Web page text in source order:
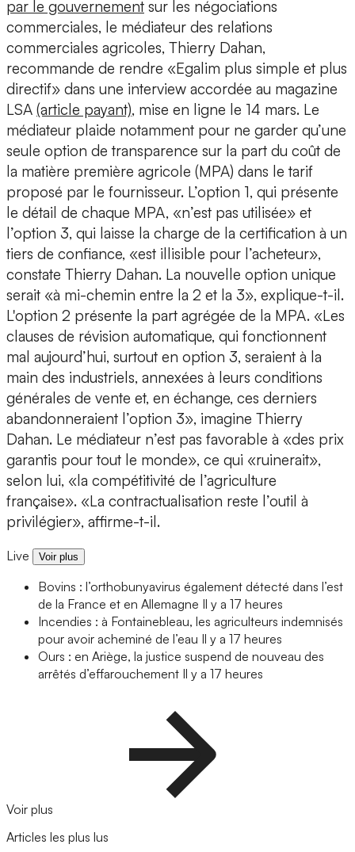
par le gouvernement sur les négociations
commerciales, le médiateur des relations
commerciales agricoles, Thierry Dahan,
recommande de rendre «Egalim plus simple et plus
directif» dans une interview accordée au magazine
LSA (article payant), mise en ligne le 14 mars. Le
médiateur plaide notamment pour ne garder qu’une
seule option de transparence sur la part du coût de
la matière première agricole (MPA) dans le tarif
proposé par le fournisseur. L’option 1, qui présente
le détail de chaque MPA, «n’est pas utilisée» et
l’option 3, qui laisse la charge de la certification à un
tiers de confiance, «est illisible pour l’acheteur»,
constate Thierry Dahan. La nouvelle option unique
serait «à mi-chemin entre la 2 et la 3», explique-t-il.
L'option 2 présente la part agrégée de la MPA. «Les
clauses de révision automatique, qui fonctionnent
mal aujourd’hui, surtout en option 3, seraient à la
main des industriels, annexées à leurs conditions
générales de vente et, en échange, ces derniers
abandonneraient l’option 3», imagine Thierry
Dahan. Le médiateur n’est pas favorable à «des prix
garantis pour tout le monde», ce qui «ruinerait»,
selon lui, «la compétitivité de l’agriculture
française». «La contractualisation reste l’outil à
privilégier», affirme-t-il.
Live Voir plus
Bovins : l’orthobunyavirus également détecté dans l’est
de la France et en Allemagne Il y a 17 heures
Incendies : à Fontainebleau, les agriculteurs indemnisés
pour avoir acheminé de l’eau Il y a 17 heures
Ours : en Ariège, la justice suspend de nouveau des
arrêtés d’effarouchement Il y a 17 heures
Voir plus
Articles les plus lus